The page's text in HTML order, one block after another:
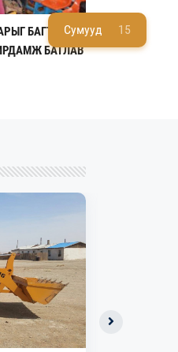
Сумууд 15
БАГТ
БАТЛАВ